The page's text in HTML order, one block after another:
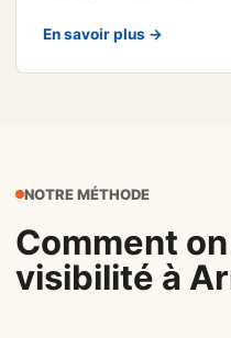
En savoir plus →
NOTRE MÉTHODE
Comment
visibilité à